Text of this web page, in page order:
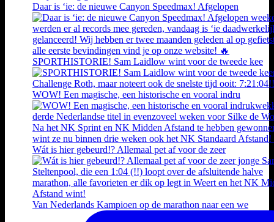
Daar is ‘ie: de nieuwe Canyon Speedmax! Afgelopen
SPORTHISTORIE! Sam Laidlow wint voor de tweede kee
WOW! Een magische, een historische en vooral indru
Wát is hier gebeurd!? Allemaal pet af voor de zeer
Van Nederlands Kampioen op de marathon naar een we